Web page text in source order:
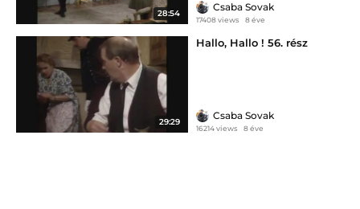
28:54
Csaba Sovak
17408 views 8 éve
29:29
Hallo, Hallo ! 56. rész
Csaba Sovak
16214 views 8 éve